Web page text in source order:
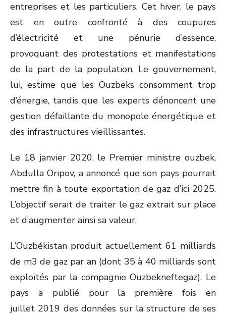
entreprises et les particuliers. Cet hiver, le pays
est en outre confronté à des coupures
d’électricité et une pénurie d’essence,
provoquant des protestations et manifestations
de la part de la population. Le gouvernement,
lui, estime que les Ouzbeks consomment trop
d’énergie, tandis que les experts dénoncent une
gestion défaillante du monopole énergétique et
des infrastructures vieillissantes.
Le 18 janvier 2020, le Premier ministre ouzbek,
Abdulla Oripov, a annoncé que son pays pourrait
mettre fin à toute exportation de gaz d’ici 2025.
L’objectif serait de traiter le gaz extrait sur place
et d’augmenter ainsi sa valeur.
L’Ouzbékistan produit actuellement 61 milliards
de m3 de gaz par an (dont 35 à 40 milliards sont
exploités par la compagnie Ouzbekneftegaz). Le
pays a publié pour la première fois en
juillet 2019 des données sur la structure de ses